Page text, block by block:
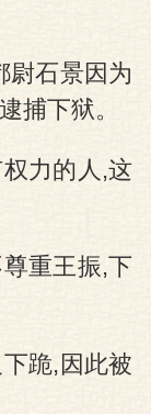
尉石景因为
捕下狱。
力的人,这
重王振,下
跪,因此被